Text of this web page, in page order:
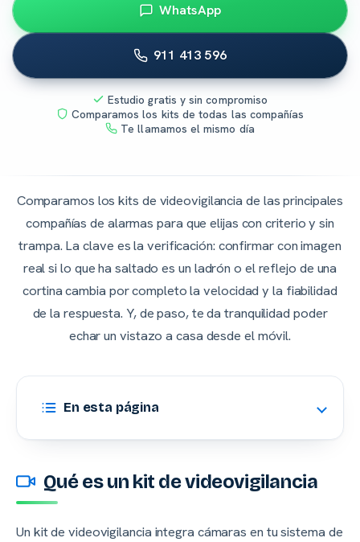
WhatsApp
911 413 596
Estudio gratis y sin compromiso
Comparamos los kits de todas las compañías
Te llamamos el mismo día
Comparamos los kits de videovigilancia de las principales
compañías de alarmas para que elijas con criterio y sin
trampa. La clave es la verificación: confirmar con imagen
real si lo que ha saltado es un ladrón o el reflejo de una
cortina cambia por completo la velocidad y la fiabilidad
de la respuesta. Y, de paso, te da tranquilidad poder
echar un vistazo a casa desde el móvil.
En esta página
Qué es un kit de videovigilancia
Un kit de videovigilancia integra cámaras en tu sistema de